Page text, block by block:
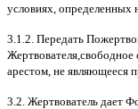
условиях определенных
3.1.2. Передать
Жертвователя свободное
арестом не являющееся
3.2. Жертвователь дает